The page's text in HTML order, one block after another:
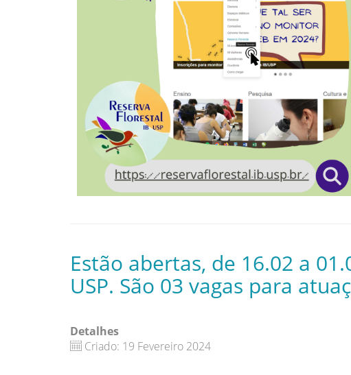
Estão abertas, de 16.02 a
USP. São 03 vagas para
Detalhes
Criado: 19 Fevereiro 2024